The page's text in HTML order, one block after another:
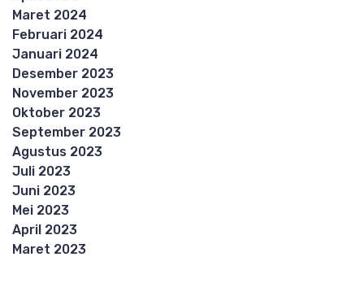
Maret 2024
Februari 2024
Januari 2024
Desember 2023
November 2023
Oktober 2023
September 2023
Agustus 2023
Juli 2023
Juni 2023
Mei 2023
April 2023
Maret 2023